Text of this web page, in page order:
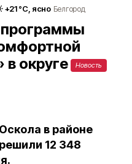
+21°С, ясно Белгород
округе
Новость
в районе
12 348